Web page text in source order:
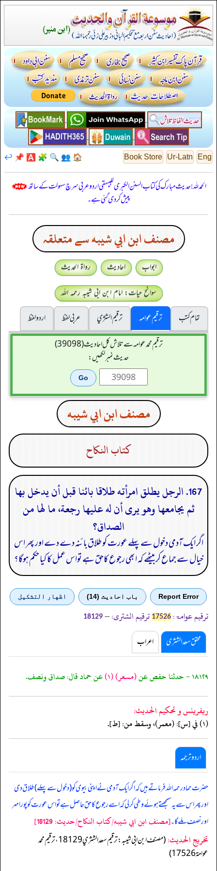
Eng
Ur-Latn
Book Store
🏠
👥
🔍
🧩
🅰️
📌
↩️
الحمدللہ! حدیث مبارک کی کتاب السنن الكبرى للبيهقي اردو عربی سرچ سہولت کے ساتھ
پیش کر دی گئی ہے۔
مصنف ابن ابي شيبه سے متعلقہ
ابواب احادیث
رواۃ الحدیث
سوانح حیات: امام ابن ابی شیبہ رحمہ اللہ
تمام کتب
ترقیم عوامہ ترقيم الشژي عربی لفظ
اردو لفظ
ترقیم محمدعوامہ سے تلاش کل احادیث (39098)
حدیث نمبر لکھیں:
مصنف ابن ابي شيبه
كتاب النكاح
167. الرجل يطلق امرأته طلاقا بائنا قبل أن يدخل بها
ثم يجامعها وهو يرى أن له عليها رجعة، ما لها من
الصداق؟
اگر ایک آدمی دخول سے پہلے عورت کو طلاق بائنہ دے دے اور پھر اس
خیال سے جماع کربیٹھے کہ ابھی رجوع کاحق ہے تواس عمل کا کیا حکم ہوگا؟
Report Error باب احادیث (14) اظهار التشكيل
ترقیم عوامۃ: 17526 ترقیم الشثری: --
18129
محقق سعد الشثری اعراب
١٨١٢٩ - حدثنا حفص عن (مسعر)(١) عن حماد قال: صداق ونصف.
ريفرينس و تحكيم الحدیث:
(١) في [س]: (معمر)، وسقط من: [ط].
اردو ترجمہ
حضرت حماد رحمہ اللہ فرماتے ہیں کہ اگر ایک آدمی نے اپنی بیوی کو (دخول سے پہلے) طلاق دی
اور پھر اس سے یہ سمجھتے ہوئے وطی کرلی کہ اسے رجوع کا حق حاصل ہے تو اس عورت کو پورا مہر
اور نصف ملے گا۔[مصنف ابن ابي شيبه/كتاب النكاح/حدیث: 18129]
تخریج الحدیث:
(مصنف ابن ابي شيبه: ترقيم سعد الشثري 18129، ترقيم محمد
عوامة 17526)